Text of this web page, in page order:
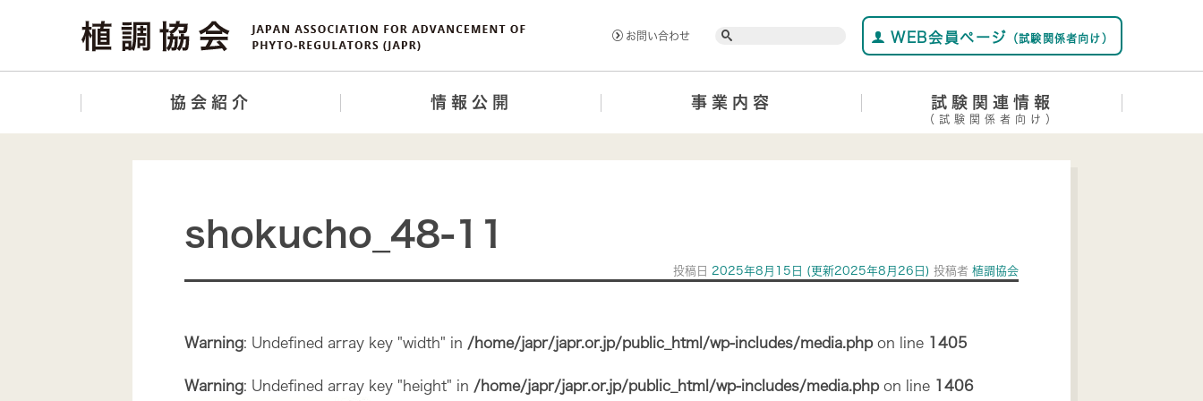
お問い合わせ Search WEB会員ページ （試験関係者向け）
協会紹介 情報公開 事業内容 試験関連情報
（試験関係者向け）
shokucho_48-11
投稿日 2025年8月15日 (更新2025年8月26日) 投稿者 植調協会
Warning: Undefined array key "width" in /home/japr/japr.or.jp/public_html/wp-includes/media.phpon line 1405
Warning: Undefined array key "height" in /home/japr/japr.or.jp/public_html/wp-includes/media.phpon line 1406